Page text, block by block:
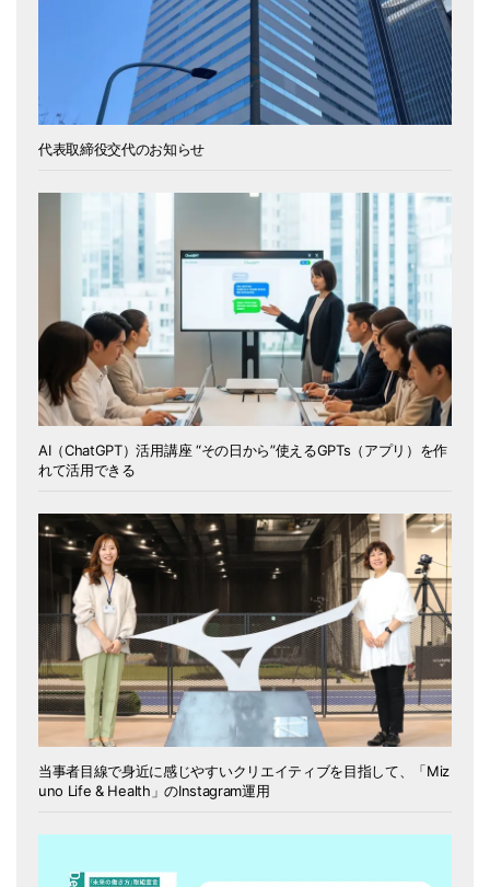
代表取締役交代のお知らせ
AI（ChatGPT）活用講座 “その日から”使えるGPTs（アプリ）を作
れて活用できる
当事者目線で身近に感じやすいクリエイティブを目指して、「Miz
uno Life & Health」のInstagram運用